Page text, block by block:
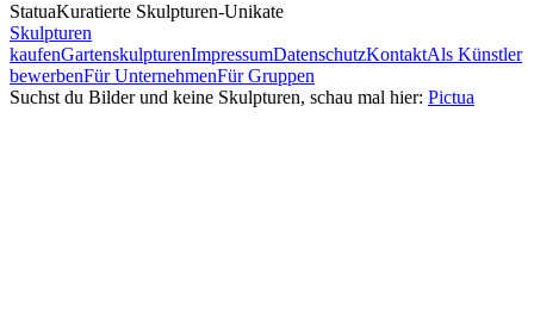
StatuaKuratierte Skulpturen-Unikate
Skulpturen
kaufenGartenskulpturenImpressumDatenschutzKontaktAls Künstler
bewerbenFür UnternehmenFür Gruppen
Suchst du Bilder und keine Skulpturen, schau mal hier: Pictua